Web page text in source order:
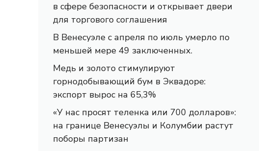
в сфере безопасности и открывает двери
для торгового соглашения
В Венесуэле с апреля по июль умерло по
меньшей мере 49 заключенных.
Медь и золото стимулируют
горнодобывающий бум в Эквадоре:
экспорт вырос на 65,3%
«У нас просят теленка или 700 долларов»:
на границе Венесуэлы и Колумбии растут
поборы партизан